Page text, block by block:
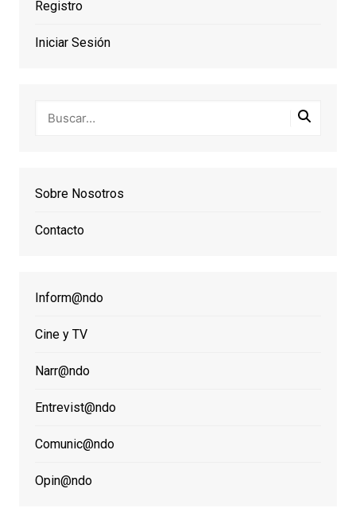
Registro
Iniciar Sesión
Sobre Nosotros
Contacto
Inform@ndo
Cine y TV
Narr@ndo
Entrevist@ndo
Comunic@ndo
Opin@ndo